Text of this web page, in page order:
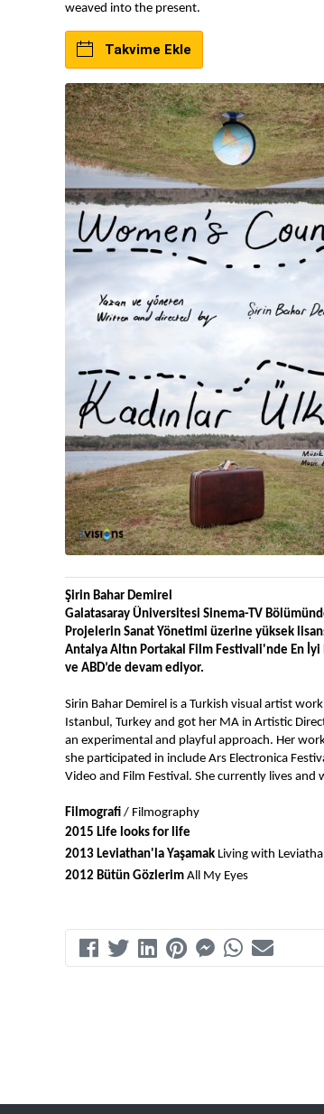
weaved into the present.
Takvime Ekle
Şirin Bahar Demirel
Galatasaray Üniversitesi Sinema-TV
Projelerin Sanat Yönetimi üzerine yüksek
Antalya Altın Portakal Film Festivali'nde En
ve ABD’de devam ediyor.
Sirin Bahar Demirel is a Turkish visual artist
Istanbul, Turkey and got her MA in Artistic
an experimental and playful approach. Her
she participated in include Ars Electronica
Video and Film Festival. She currently lives
Filmografi / Filmography
2015 Life looks for life
2013 Leviathan'la Yaşamak Living with
2012 Bütün Gözlerim All My Eyes